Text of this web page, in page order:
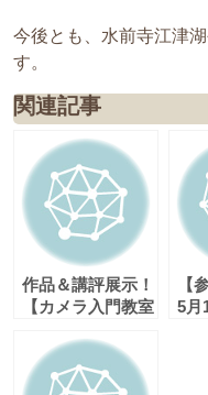
今後とも、水前寺江津
す。
関連記事
作品＆講評展示！
【カメラ入門教室
入門編～】
（H26.5 ）
【
5月